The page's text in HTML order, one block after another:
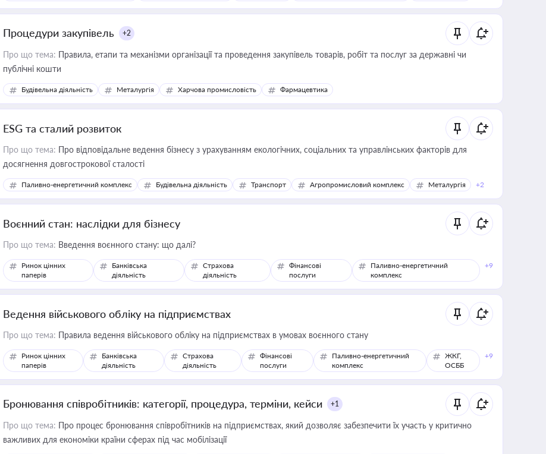
Процедури закупівель +2
Про що тема: Правила, етапи та механізми організації та проведення закупівель товарів, робіт та послуг за державні чи
публічні кошти
Будівельна діяльність Металургія Харчова промисловість Фармацевтика
ESG та сталий розвиток
Про що тема: Про відповідальне ведення бізнесу з урахуванням екологічних, соціальних та управлінських факторів для
досягнення довгострокової сталості
Паливно-енергетичний комплекс Будівельна діяльність Транспорт Агропромисловий комплекс Металургія +2
Воєнний стан: наслідки для бізнесу
Про що тема: Введення воєнного стану: що далі?
Ринок цінних
паперів
Банківська
діяльність
Страхова
діяльність
Фінансові
послуги
Паливно-енергетичний
комплекс
+9
Ведення військового обліку на підприємствах
Про що тема: Правила ведення військового обліку на підприємствах в умовах воєнного стану
Ринок цінних
паперів
Банківська
діяльність
Страхова
діяльність
Фінансові
послуги
Паливно-енергетичний
комплекс
ЖКГ,
ОСББ
+9
Бронювання співробітників: категорії, процедура, терміни, кейси +1
Про що тема: Про процес бронювання співробітників на підприємствах, який дозволяє забезпечити їх участь у критично
важливих для економіки країни сферах під час мобілізації